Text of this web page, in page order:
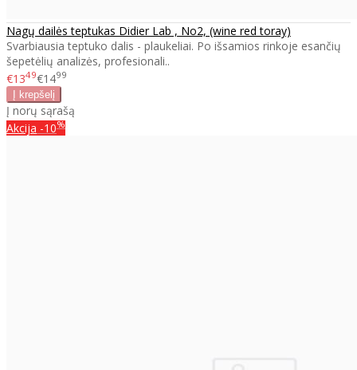
Nagų dailės teptukas Didier Lab , No2, (wine red toray)
Svarbiausia teptuko dalis - plaukeliai. Po išsamios rinkoje esančių
šepetėlių analizės, profesionali..
€1349€1499
Į norų sąrašą
Akcija -10%